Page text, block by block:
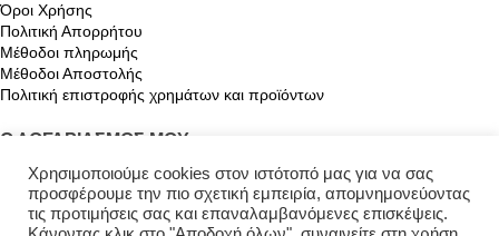
Όροι Χρήσης
Πολιτική Απορρήτου
Μέθοδοι πληρωμής
Μέθοδοι Αποστολής
Πολιτική επιστροφής χρημάτων και προϊόντων
Ο ΛΟΓΑΡΙΑΣΜΌΣ ΜΟΥ
Ο λογαριασμός μου
Καλάθι
Αγαπημένα
Χρησιμοποιούμε cookies στον ιστότοπό μας για να σας
προσφέρουμε την πιο σχετική εμπειρία, απομνημονεύοντας
τις προτιμήσεις σας και επαναλαμβανόμενες επισκέψεις.